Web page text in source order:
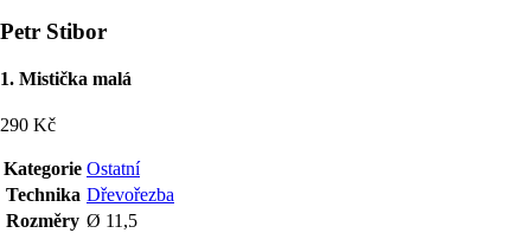
Petr Stibor
1. Mistička malá
290 Kč
Kategorie Ostatní
Technika Dřevořezba
Rozměry Ø 11,5